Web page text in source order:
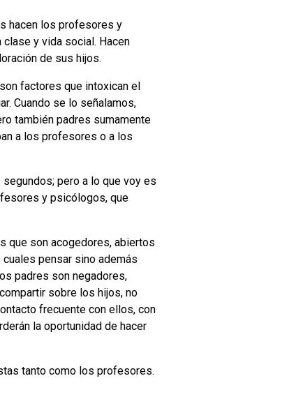
hacen los profesores y
y vida social. Hacen
de sus hijos.
factores que intoxican el
Cuando se lo señalamos,
también padres sumamente
a los profesores o a los
pero a lo que voy es
y psicólogos, que
que son acogedores, abiertos
pensar sino además
padres son negadores,
sobre los hijos, no
frecuente con ellos, con
la oportunidad de hacer
tanto como los profesores.